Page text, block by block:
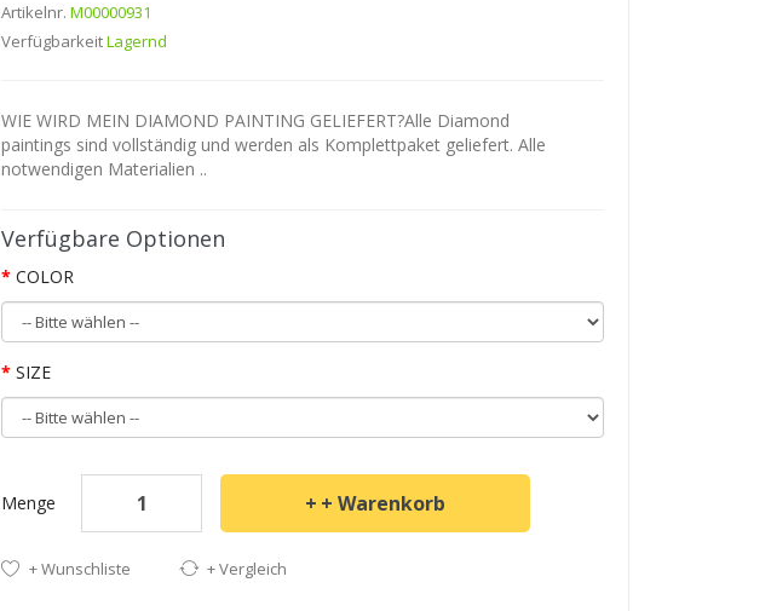
Artikelnr. M00000931
VerfügbarkeitLagernd
WIE WIRD MEIN DIAMOND PAINTING GELIEFERT?Alle Diamond
paintings sind vollständig und werden als Komplettpaket geliefert. Alle
notwendigen Materialien ..
Verfügbare Optionen
COLOR
SIZE
Menge + Warenkorb
+ Wunschliste + Vergleich